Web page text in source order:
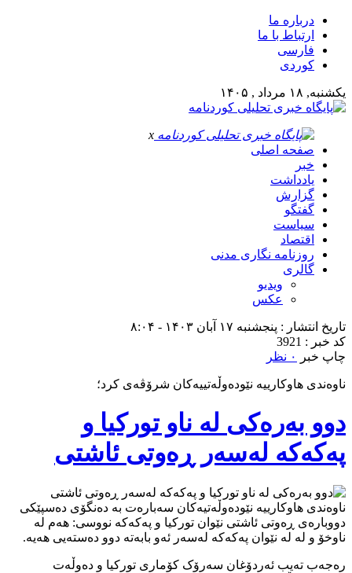
درباره ما
ارتباط با ما
فارسی
کوردی
یکشنبه, ۱۸ مرداد , ۱۴۰۵
x
صفحه اصلی
خبر
یادداشت
گزارش
گفتگو
سیاست
اقتصاد
روزنامه نگاری مدنی
گالری
ویدیو
عکس
تاریخ انتشار : پنجشنبه ۱۷ آبان ۱۴۰۳ - ۸:۰۴
کد خبر : 3921
چاپ خبر
۰ نظر
ناوەندی هاوکارییە نێودەوڵەتییەکان شرۆڤەی کرد؛
دوو بەرەکی لە ناو تورکیا و
پەکەکە لەسەر ڕەوتی ئاشتی
ناوەندی هاوکارییە نێودەوڵەتیەکان سەبارەت بە دەنگۆی دەسپێکی
دووبارەی ڕەوتی ئاشتی نێوان تورکیا و پەکەکە نووسی: هەم لە
ناوخۆ و لە لە نێوان پەکەکە لەسەر ئەو بابەتە دوو دەستەیی هەیە.
رەجەب تەیب ئەردۆغان سەرۆک کۆماری تورکیا و دەوڵەت